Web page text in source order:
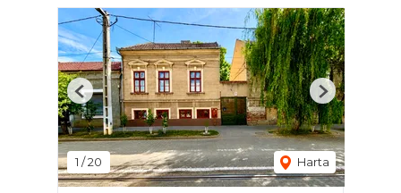
1 /20 Harta
Previous Next